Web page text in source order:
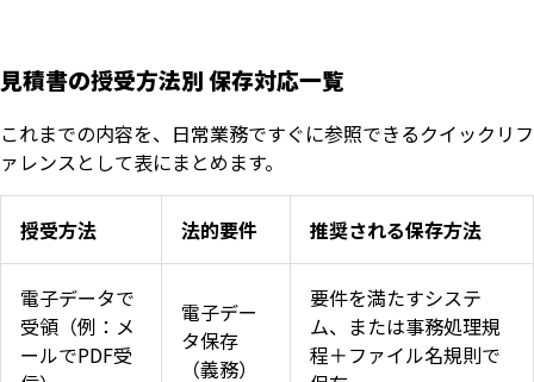
見積書の授受方法別 保存対応一覧
これまでの内容を、日常業務ですぐに参照できるクイックリフ
ァレンスとして表にまとめます。
授受方法 法的要件 推奨される保存方法
電子データで
受領（例：メ
ールでPDF受
電子デー
タ保存
（義務）
要件を満たすシステ
ム、または事務処理規
程＋ファイル名規則で